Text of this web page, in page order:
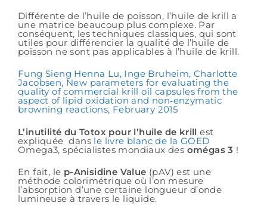
Différente de l’huile de poisson, l’huile de krill a
une matrice beaucoup plus complexe. Par
conséquent, les techniques classiques, qui sont
utiles pour différencier la qualité de l’huile de
poisson ne sont pas applicables à l’huile de krill.
Fung Sieng Henna Lu, Inge Bruheim, Charlotte
Jacobsen, New parameters for evaluating the
quality of commercial krill oil capsules from the
aspect of lipid oxidation and non‐enzymatic
browning reactions, February 2015
L’inutilité du Totox pour l’huile de krill est
expliquée dans le livre blanc de la GOED
Omega3, spécialistes mondiaux des omégas 3 !
En fait, le p-Anisidine Value (pAV) est une
méthode colorimétrique où l’on mesure
l’absorption d’une certaine longueur d’onde
lumineuse à travers le liquide.